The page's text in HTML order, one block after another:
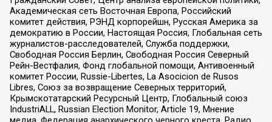
Академическая сеть Восточная Европа, Российский
комитет действия, РЭНД корпорейшн, Русская Америка за
демократию в России, Настоящая Россия, Глобальная сеть
журналистов-расследователей, Служба поддержки,
Свободная Россия Берлин, Свободная Россия Северный
Рейн-Вестфалия, Фонд глобальной помощи, Антивоенный
комитет России, Russie-Libertes, La Asocicion de Rusos
Libres, Союз за возвращение Северных территорий,
Крымскотатарский Ресурсный Центр, Глобальный союз
IndustriALL, Russian Election Monitor, Article 19, Мнение